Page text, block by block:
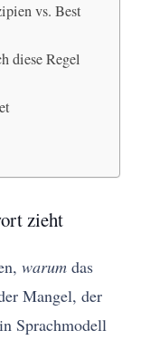
vs. Best
diese Regel
zieht
warum das
Mangel, der
Sprachmodell